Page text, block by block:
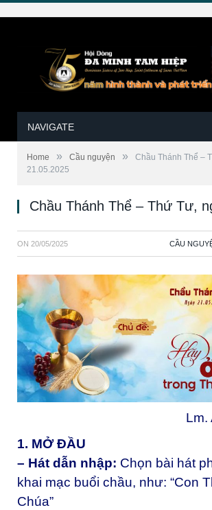
NAVIGATE
Home » Cầu nguyện »
Chầu Thánh Thể –
21.05.2025
Chầu Thánh Thể – Thứ Tư,
ON 20/05/2025 CẦU
Lm.
1. MỞ ĐẦU
– Hát dẫn nhập: Chọn bài hát
khai mạc buổi chầu, như: “Con
Chúa”